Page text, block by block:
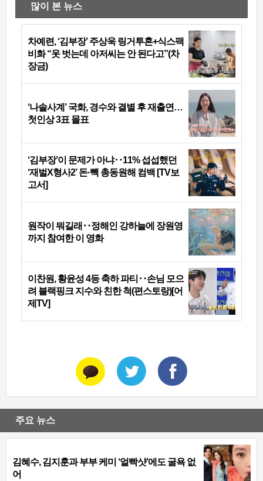
많이 본 뉴스
차예련, ‘김부장’ 주상욱 링거투혼+식스팩
비화 “옷 벗는데 아저씨는 안 된다고”(차
장금)
‘나솔사계’ 국화, 경수와 결별 후 재출연…
첫인상 3표 몰표
‘김부장’이 문제가 아냐‥11% 섭섭했던
‘재벌X형사2’ 돈·빽 총동원해 컴백 [TV보
고서]
원작이 뭐길래‥정해인 강하늘에 장원영
까지 참여한 이 영화
이찬원, 황윤성 4등 축하 파티‥손님 모으
려 블랙핑크 지수와 친한 척(편스토랑)[어
제TV]
주요 뉴스
김혜수, 김지훈과 부부 케미 ‘얼빡샷’에도 굴욕 없
어